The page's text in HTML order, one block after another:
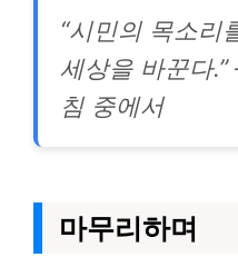
“시민의 목소리
세상을 바꾼다
침 중에서
마무리하며